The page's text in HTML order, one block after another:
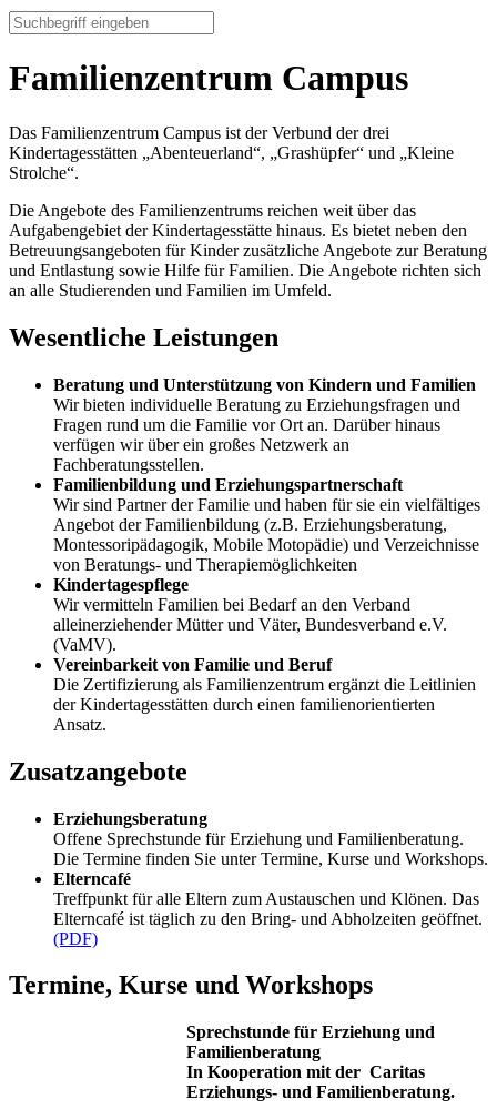
Familienzentrum Campus
Das Familienzentrum Campus ist der Verbund der drei
Kindertagesstätten „Abenteuerland“, „Grashüpfer“ und „Kleine
Strolche“.
Die Angebote des Familienzentrums reichen weit über das
Aufgabengebiet der Kindertagesstätte hinaus. Es bietet neben den
Betreuungsangeboten für Kinder zusätzliche Angebote zur Beratung
und Entlastung sowie Hilfe für Familien. Die Angebote richten sich
an alle Studierenden und Familien im Umfeld.
Wesentliche Leistungen
Beratung und Unterstützung von Kindern und Familien
Wir bieten individuelle Beratung zu Erziehungsfragen und
Fragen rund um die Familie vor Ort an. Darüber hinaus
verfügen wir über ein großes Netzwerk an
Fachberatungsstellen.
Familienbildung und Erziehungspartnerschaft
Wir sind Partner der Familie und haben für sie ein vielfältiges
Angebot der Familienbildung (z.B. Erziehungsberatung,
Montessoripädagogik, Mobile Motopädie) und Verzeichnisse
von Beratungs- und Therapiemöglichkeiten
Kindertagespflege
Wir vermitteln Familien bei Bedarf an den Verband
alleinerziehender Mütter und Väter, Bundesverband e.V.
(VaMV).
Vereinbarkeit von Familie und Beruf
Die Zertifizierung als Familienzentrum ergänzt die Leitlinien
der Kindertagesstätten durch einen familienorientierten
Ansatz.
Zusatzangebote
Erziehungsberatung
Offene Sprechstunde für Erziehung und Familienberatung.
Die Termine finden Sie unter Termine, Kurse und Workshops.
Elterncafé
Treffpunkt für alle Eltern zum Austauschen und Klönen. Das
Elterncafé ist täglich zu den Bring- und Abholzeiten geöffnet.
(PDF)
Termine, Kurse und Workshops
Sprechstunde für Erziehung und
Familienberatung
In Kooperation mit der Caritas
Erziehungs- und Familienberatung.